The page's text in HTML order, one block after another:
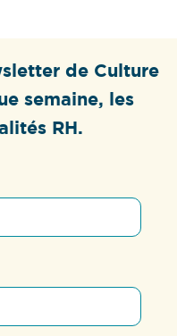
de Culture
semaine, les
RH.